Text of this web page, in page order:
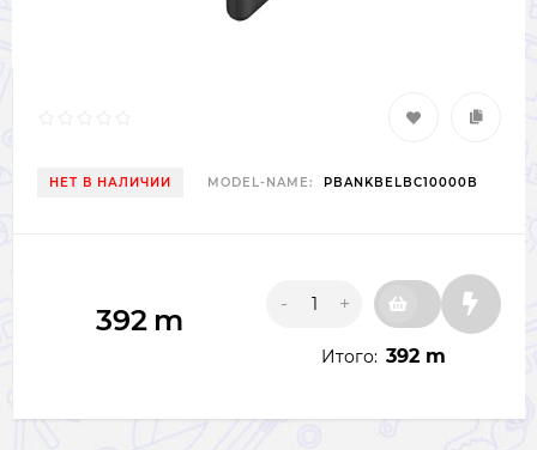
НЕТ В НАЛИЧИИ MODEL-NAME: PBANKBELBC10000B
392 m - +
Итого: 392 m